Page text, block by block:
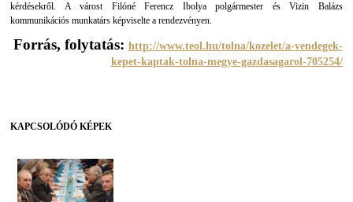
kérdésekről. A várost Filóné Ferencz Ibolya polgármester és Vizin Balázs
kommunikációs munkatárs képviselte a rendezvényen.
Forrás, folytatás: http://www.teol.hu/tolna/kozelet/a-vendegek-
kepet-kaptak-tolna-megye-gazdasagarol-705254/
KAPCSOLÓDÓ KÉPEK